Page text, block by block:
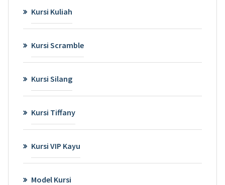
Kursi Kuliah
Kursi Scramble
Kursi Silang
Kursi Tiffany
Kursi VIP Kayu
Model Kursi